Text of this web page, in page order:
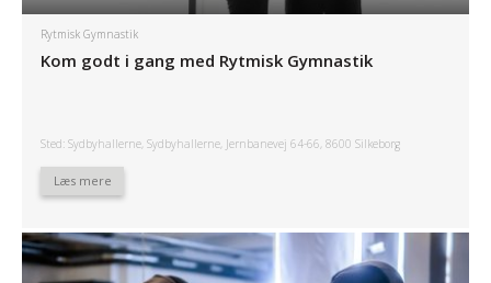
Rytmisk Gymnastik
Kom godt i gang med Rytmisk Gymnastik
Sted: Sydbyhallerne, Sydbyhallerne, Jernbanevej 64-66, 8600 Silkeborg
Læs mere